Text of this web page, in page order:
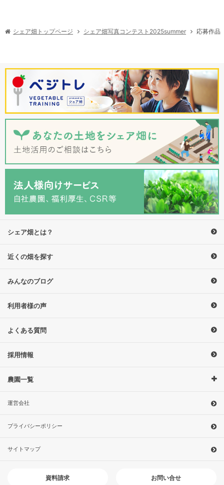
シェア畑トップページ シェア畑写真コンテスト2025summer 応募作品
シェア畑とは？
近くの畑を探す
みんなのブログ
利用者様の声
よくある質問
採用情報
農園一覧
運営会社
プライバシーポリシー
サイトマップ
資料請求 お問い合せ